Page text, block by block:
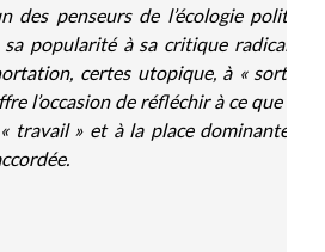
Gorz
des penseurs de l’écologie
popularité à sa critique radicale
certes utopique, à « sortir
l’occasion de réfléchir à ce que
travail » et à la place dominante